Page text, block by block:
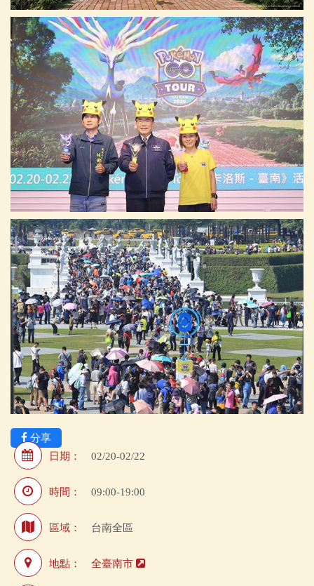
分享
日期：
02/20-02/22
時間： 09:00-19:00
區域： 台南全區
地點： 全臺南市